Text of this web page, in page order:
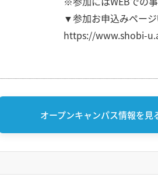
▼参加お申込みペー
https://www.shobi-
オープンキャンパス情報を見